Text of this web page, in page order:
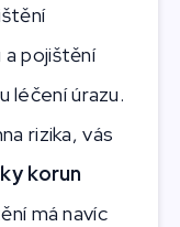
a pojištění
léčení úrazu.
rizika, vás
korun
má navíc